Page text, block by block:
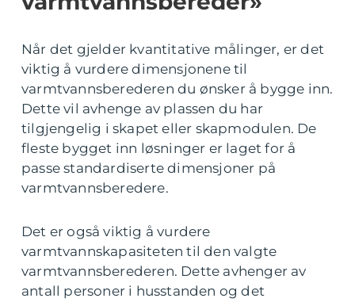
Når det gjelder kvantitative målinger, er det
viktig å vurdere dimensjonene til
varmtvannsberederen du ønsker å bygge inn.
Dette vil avhenge av plassen du har
tilgjengelig i skapet eller skapmodulen. De
fleste bygget inn løsninger er laget for å
passe standardiserte dimensjoner på
varmtvannsberedere.
Det er også viktig å vurdere
varmtvannskapasiteten til den valgte
varmtvannsberederen. Dette avhenger av
antall personer i husstanden og det